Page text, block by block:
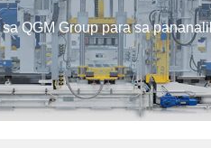
QGM Group para sa